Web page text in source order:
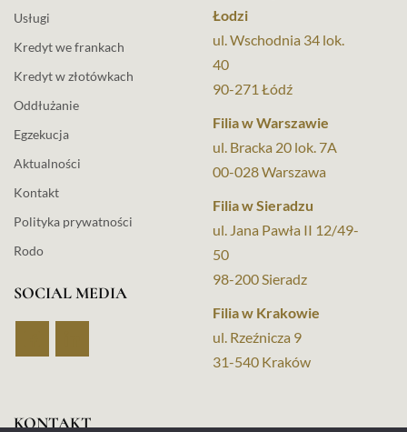
Usługi
Kredyt we frankach
Kredyt w złotówkach
Oddłużanie
Egzekucja
Aktualności
Kontakt
Polityka prywatności
Rodo
SOCIAL MEDIA
Łodzi
ul. Wschodnia 34 lok.
40
90-271 Łódź
Filia w Warszawie
ul. Bracka 20 lok. 7A
00-028 Warszawa
Filia w Sieradzu
ul. Jana Pawła II 12/49-
50
98-200 Sieradz
Filia w Krakowie
ul. Rzeźnicza 9
31-540 Kraków
KONTAKT